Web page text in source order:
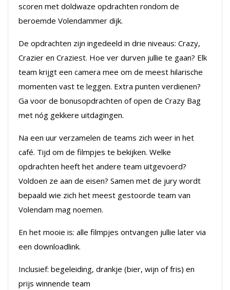
scoren met doldwaze opdrachten rondom de
beroemde Volendammer dijk.
De opdrachten zijn ingedeeld in drie niveaus: Crazy,
Crazier en Craziest. Hoe ver durven jullie te gaan? Elk
team krijgt een camera mee om de meest hilarische
momenten vast te leggen. Extra punten verdienen?
Ga voor de bonusopdrachten of open de Crazy Bag
met nóg gekkere uitdagingen.
Na een uur verzamelen de teams zich weer in het
café. Tijd om de filmpjes te bekijken. Welke
opdrachten heeft het andere team uitgevoerd?
Voldoen ze aan de eisen? Samen met de jury wordt
bepaald wie zich het meest gestoorde team van
Volendam mag noemen.
En het mooie is: alle filmpjes ontvangen jullie later via
een downloadlink.
Inclusief: begeleiding, drankje (bier, wijn of fris) en
prijs winnende team